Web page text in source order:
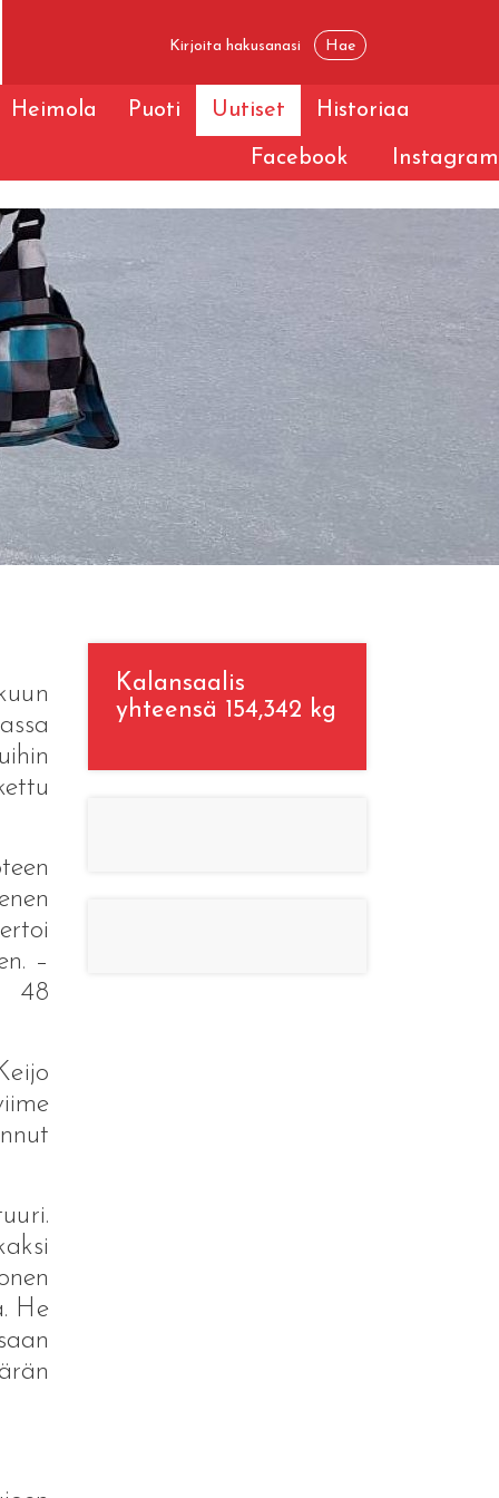
Heimola Puoti Uutiset Historiaa
Facebook Instagram
–
48
He
Kalansaalis
yhteensä 154,342 kg